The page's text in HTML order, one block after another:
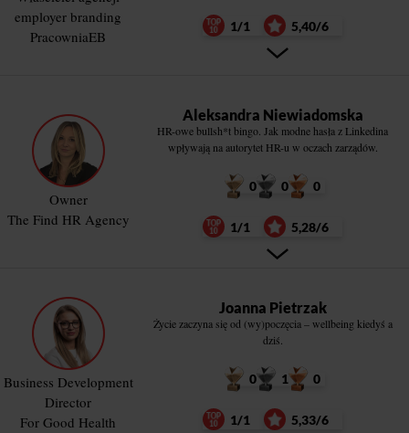
employer branding
PracowniaEB
1/1 5,40/6
Owner
The Find HR Agency
Aleksandra Niewiadomska
HR-owe bullsh*t bingo. Jak modne hasła z Linkedina
wpływają na autorytet HR-u w oczach zarządów.
0 0 0
1/1 5,28/6
Business Development
Director
For Good Health
Joanna Pietrzak
Życie zaczyna się od (wy)poczęcia – wellbeing kiedyś a
dziś.
0 1 0
1/1 5,33/6